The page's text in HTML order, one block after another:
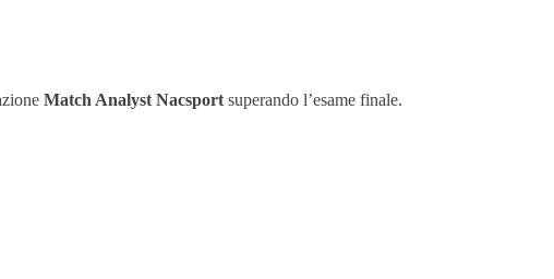
Match Analyst Nacsportsuperando l’esame finale.